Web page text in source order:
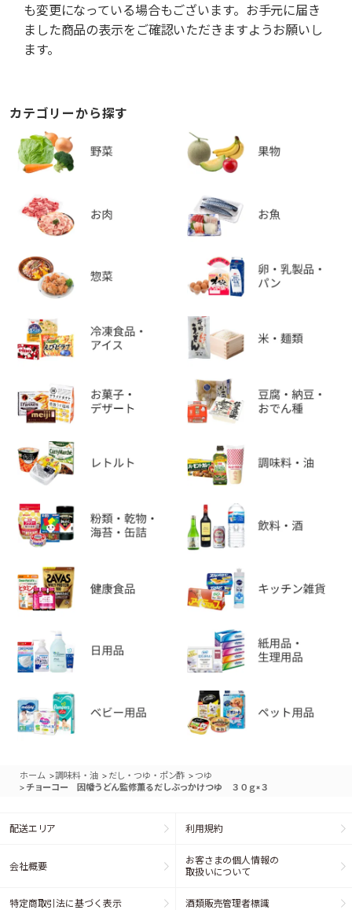
も変更になっている場合もございます。お手元に届き
ました商品の表示をご確認いただきますようお願いし
ます。
カテゴリーから探す
ホーム >調味料・油 > だし・つゆ・ポン酢 > つゆ
>チョーコー 因幡うどん監修薫るだしぶっかけつゆ ３０ｇ×３
配送エリア 利用規約
会社概要
お客さまの個人情報の
取扱いについて
特定商取引法に基づく表示 酒類販売管理者標識